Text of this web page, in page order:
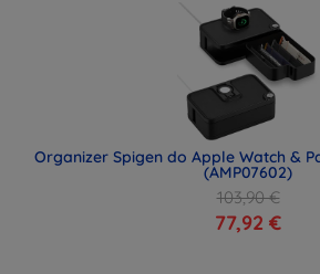
Organizer Spigen do Apple Watch &
(AMP07602)
103,90 €
77,92 €